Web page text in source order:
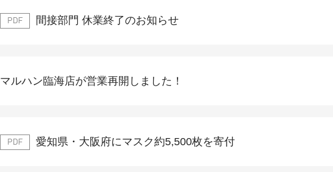
PDF 間接部門 休業終了のお知らせ
マルハン臨海店が営業再開しました！
PDF 愛知県・大阪府にマスク約5,500枚を寄付